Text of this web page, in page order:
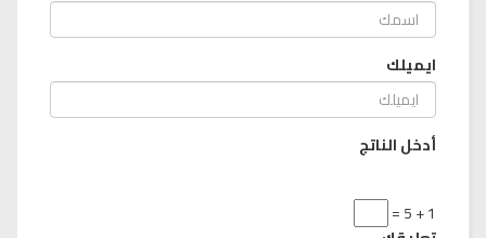
ايميلك
أدخل الناتج
1 + 5 =